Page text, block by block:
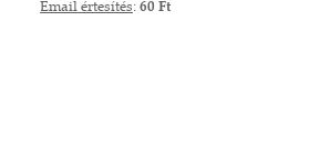
Email értesítés: 60 Ft